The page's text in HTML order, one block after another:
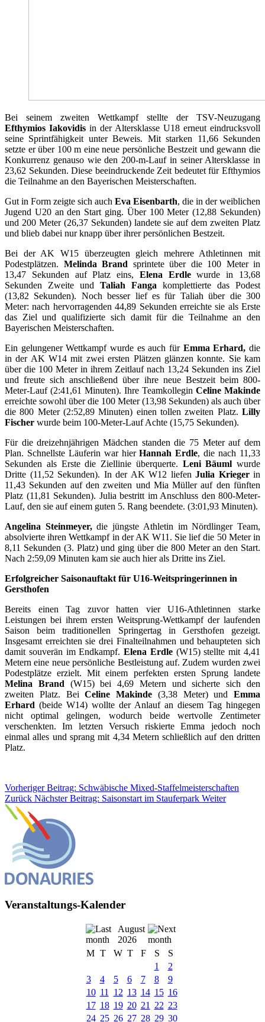
Bei seinem zweiten Wettkampf stellte der TSV-Neuzugang
Efthymios Iakovidis in der Altersklasse U18 erneut eindrucksvoll
seine Sprintfähigkeit unter Beweis. Mit starken 11,66 Sekunden
setzte er über 100 m eine neue persönliche Bestzeit und gewann die
Konkurrenz genauso wie den 200-m-Lauf in seiner Altersklasse in
23,62 Sekunden. Diese beeindruckende Zeit bedeutet für Efthymios
die Teilnahme an den Bayerischen Meisterschaften.
Gut in Form zeigte sich auch Eva Eisenbarth, die in der weiblichen
Jugend U20 an den Start ging. Über 100 Meter (12,88 Sekunden)
und 200 Meter (26,37 Sekunden) landete sie auf dem zweiten Platz
und blieb dabei nur knapp über ihrer persönlichen Bestzeit.
Bei der AK W15 überzeugten gleich mehrere Athletinnen mit
Podestplätzen. Melinda Brand sprintete über die 100 Meter in
13,47 Sekunden auf Platz eins, Elena Erdlewurde in 13,68
Sekunden Zweite und Taliah Fanga komplettierte das Podest
(13,82 Sekunden). Noch besser lief es für Taliah über die 300
Meter: nach hervorragenden 44,89 Sekunden erreichte sie als Erste
das Ziel und qualifizierte sich damit für die Teilnahme an den
Bayerischen Meisterschaften.
Ein gelungener Wettkampf wurde es auch für Emma Erhard,die
in der AK W14 mit zwei ersten Plätzen glänzen konnte. Sie kam
über die 100 Meter in ihrem Zeitlauf nach 13,24 Sekunden ins Ziel
und freute sich anschließend über ihre neue Bestzeit beim 800-
Meter-Lauf (2:41,61 Minuten). Ihre Teamkollegin Celine Makinde
erreichte sowohl über die 100 Meter (13,98 Sekunden) als auch über
die 800 Meter (2:52,89 Minuten) einen tollen zweiten Platz. Lilly
Fischer wurde beim 100-Meter-Lauf Achte (15,75 Sekunden).
Für die dreizehnjährigen Mädchen standen die 75 Meter auf dem
Plan. Schnellste Läuferin war hierHannah Erdle, die nach 11,33
Sekunden als Erste die Ziellinie überquerte. Leni Bäuml wurde
Dritte (11,52 Sekunden). In der AK W12 liefen Julia Kriegerin
11,43 Sekunden auf den zweiten und Mia Müller auf den fünften
Platz (11,81 Sekunden). Julia bestritt im Anschluss den 800-Meter-
Lauf, den sie auf einem guten 5. Rang beendete. (3:01,93 Minuten).
Angelina Steinmeyer,die jüngste Athletin im Nördlinger Team,
absolvierte ihren Wettkampf in der AK W11. Sie lief die 50 Meter in
8,11 Sekunden (3. Platz) und ging über die 800 Meter an den Start.
Nach 2:59,09 Minuten kam sie auch hier als Dritte ins Ziel.
Erfolgreicher Saisonauftakt für U16-Weitspringerinnen in
Gersthofen
Bereits einen Tag zuvor hatten vier U16-Athletinnen starke
Leistungen bei ihrem ersten Weitsprung-Wettkampf der laufenden
Saison beim traditionellen Springertag in Gersthofen gezeigt.
Insgesamt erreichten sie drei Finalteilnahmen und behaupteten sich
damit souverän im Endkampf.Elena Erdle(W15) stellte mit 4,41
Metern eine neue persönliche Bestleistung auf. Zudem wurden zwei
Podestplätze erzielt. Mit einem perfekten ersten Sprung landete
Melina Brand (W15) bei 4,69 Metern und sicherte sich den
zweiten Platz. BeiCeline Makinde (3,38 Meter) und Emma
Erhard (beide W14) wollte der Anlauf an diesem Tag hingegen
nicht optimal gelingen, wodurch beide wertvolle Zentimeter
verschenkten. Im letzten Versuch riskierte Emma jedoch noch
einmal alles und sprang mit 4,34 Metern schließlich auf den dritten
Platz.
Vorheriger Beitrag: Schwäbische Mixed-Staffelmeisterschaften
Zurück Nächster Beitrag: Saisonstart im Stauferpark Weiter
Veranstaltungs-Kalender
August
2026
M T W T F S
S
1
2
3
4 5 6 7 8
9
10 11 12 13 14 15 16
17 18 19 20 21 22 23
24 25 26 27 28 29 30